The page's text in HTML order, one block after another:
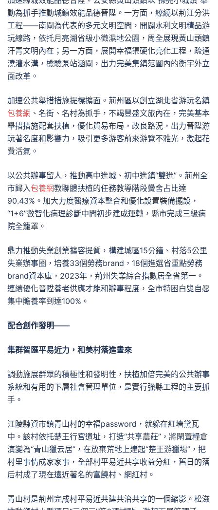
動為抓手推動城鎮效能品德晉陞。一方面，繚繞以荊江分洪
工程——南閘為代表的多元文明空間，開闢水利文明精品游
玩線路，依托月亮湖省級小微濕地公園，周全展現黃山頭鎮
汗青文明內在；另一方面，展開幸福渠硬化亮化工程，疏通
澆灌水溝，檢驗泵站涵閘，出力完美集鎮范圍內的衡宇外立
面改革。
加速公共舉措措施提標擴面。荊州區以創立湖北省游玩名鎮
包養網 、名街、名村為抓手，不竭豐盛文旅內在，完美基本
舉措措施配套扶植，優化貿易布局，改良路況，出力晉陞游
玩著名度和影響力，吸引更多游客前來游覽不雅光，激起花
費活氣。
以公共辦事留人，推動高中進城、初中進鎮“雙進”。荊州全
市歸入包養網教聯體扶植的任務教導階段黌舍占比達
90.43%。加大力度醫療資本整合和優化設置裝備擺設，
“1+6”數智化病理診斷中間初步建成運轉，縣市完成三級病
院全籠罩。
鼎力推動失業創業擴容提質，構建城區15分鐘、村落5公里
失業辦事圈，培養33個勞務brand，18個進選省重點勞務
brand資本庫，2023年，荊州失業綜合指數居全省第一。
連續優化晉陞養老供應才能和辦事程度，全市特困白叟自愿
集中贍養率到達100%。
配合創作發明——
集群智匯平易近力，和美村落進畫來
調動施展群眾的積極性和發明性，扶植加倍完美的公共辦事
系統和有用的下層社會管理單位，是實行強縣工程的主要抓
手。
江陵縣資市鎮青山村的幸福password，就躲在紅墻黛瓦
中。該村依托楚王行宮遺址，打造“共享農莊”，將閑置糧倉
演變為“青山獵云居”，在放棄荒地上建起“楚王游獵場”，把
村里事情成家家事，全部村平易近共享收益分紅，舊日的落
后村成了現在遠近著名的富饒村、網紅村。
青山村是荊州完成村平易近共建共治共享的一個縮影。松滋